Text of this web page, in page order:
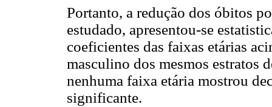
Portanto, a redução dos óbitos
estudado, apresentou-se
coeficientes das faixas etárias
masculino dos mesmos estratos
nenhuma faixa etária mostrou
significante.